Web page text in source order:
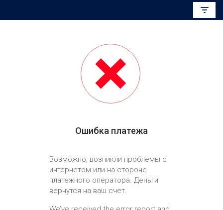
Ошибка платежа
Возможно, возникли проблемы с
интернетом или на стороне
платежного оператора. Деньги
вернутся на ваш счет.